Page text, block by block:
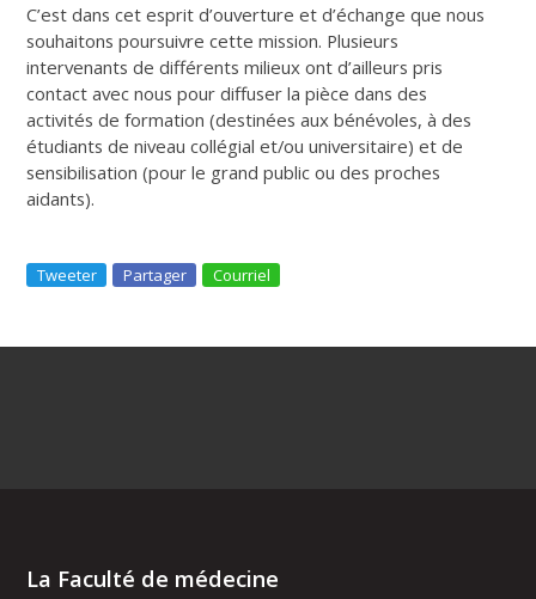
C’est dans cet esprit d’ouverture et d’échange que nous
souhaitons poursuivre cette mission. Plusieurs
intervenants de différents milieux ont d’ailleurs pris
contact avec nous pour diffuser la pièce dans des
activités de formation (destinées aux bénévoles, à des
étudiants de niveau collégial et/ou universitaire) et de
sensibilisation (pour le grand public ou des proches
aidants).
Tweeter Partager Courriel
La Faculté de médecine